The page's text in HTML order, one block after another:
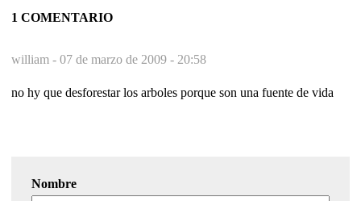
1 COMENTARIO
william - 07 de marzo de 2009 - 20:58
no hy que desforestar los arboles porque son una fuente de vida
Nombre